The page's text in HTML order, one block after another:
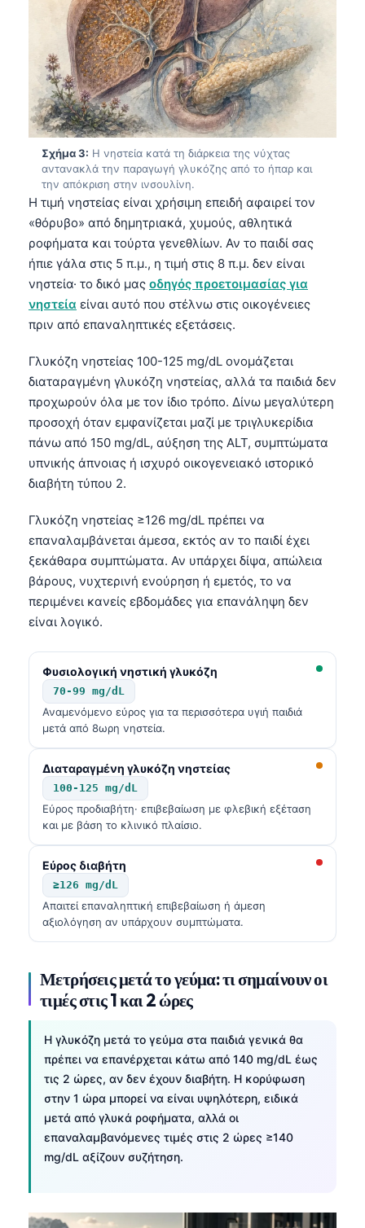
Σχήμα 3: Η νηστεία κατά τη διάρκεια της νύχτας
αντανακλά την παραγωγή γλυκόζης από το ήπαρ και
την απόκριση στην ινσουλίνη.
Η τιμή νηστείας είναι χρήσιμη επειδή αφαιρεί τον
«θόρυβο» από δημητριακά, χυμούς, αθλητικά
ροφήματα και τούρτα γενεθλίων. Αν το παιδί σας
ήπιε γάλα στις 5 π.μ., η τιμή στις 8 π.μ. δεν είναι
νηστεία· το δικό μας οδηγός προετοιμασίας για
νηστεία είναι αυτό που στέλνω στις οικογένειες
πριν από επαναληπτικές εξετάσεις.
Γλυκόζη νηστείας 100-125 mg/dL ονομάζεται
διαταραγμένη γλυκόζη νηστείας, αλλά τα παιδιά δεν
προχωρούν όλα με τον ίδιο τρόπο. Δίνω μεγαλύτερη
προσοχή όταν εμφανίζεται μαζί με τριγλυκερίδια
πάνω από 150 mg/dL, αύξηση της ALT, συμπτώματα
υπνικής άπνοιας ή ισχυρό οικογενειακό ιστορικό
διαβήτη τύπου 2.
Γλυκόζη νηστείας ≥126 mg/dL πρέπει να
επαναλαμβάνεται άμεσα, εκτός αν το παιδί έχει
ξεκάθαρα συμπτώματα. Αν υπάρχει δίψα, απώλεια
βάρους, νυχτερινή ενούρηση ή εμετός, το να
περιμένει κανείς εβδομάδες για επανάληψη δεν
είναι λογικό.
Φυσιολογική νηστική γλυκόζη
70-99 mg/dL
Αναμενόμενο εύρος για τα περισσότερα υγιή παιδιά
μετά από 8ωρη νηστεία.
Διαταραγμένη γλυκόζη νηστείας
100-125 mg/dL
Εύρος προδιαβήτη· επιβεβαίωση με φλεβική εξέταση
και με βάση το κλινικό πλαίσιο.
Εύρος διαβήτη
≥126 mg/dL
Απαιτεί επαναληπτική επιβεβαίωση ή άμεση
αξιολόγηση αν υπάρχουν συμπτώματα.
Μετρήσεις μετά το γεύμα: τι σημαίνουν οι
τιμές στις 1 και 2 ώρες
Η γλυκόζη μετά το γεύμα στα παιδιά γενικά θα
πρέπει να επανέρχεται κάτω από 140 mg/dL έως
τις 2 ώρες, αν δεν έχουν διαβήτη. Η κορύφωση
στην 1 ώρα μπορεί να είναι υψηλότερη, ειδικά
μετά από γλυκά ροφήματα, αλλά οι
επαναλαμβανόμενες τιμές στις 2 ώρες ≥140
mg/dL αξίζουν συζήτηση.